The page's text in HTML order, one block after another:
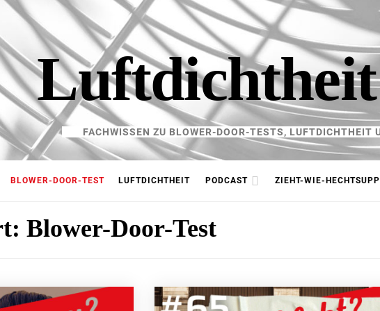
FACHWISSEN ZU BLOWER-DOOR-TESTS, LUFTDICHTHEIT
BLOWER-DOOR-TEST LUFTDICHTHEIT PODCAST ZIEHT-WIE-HECHTSUPP
Blower-Door-Test